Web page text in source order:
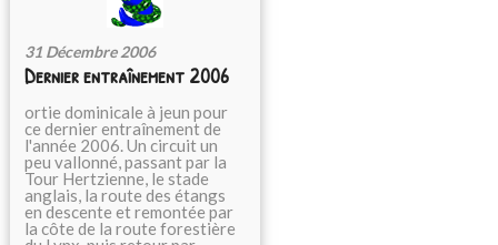
31 Décembre 2006
Dernier entraînement 2006
ortie dominicale à jeun pour
ce dernier entraînement de
l'année 2006. Un circuit un
peu vallonné, passant par la
Tour Hertzienne, le stade
anglais, la route des étangs
en descente et remontée par
la côte de la route forestière